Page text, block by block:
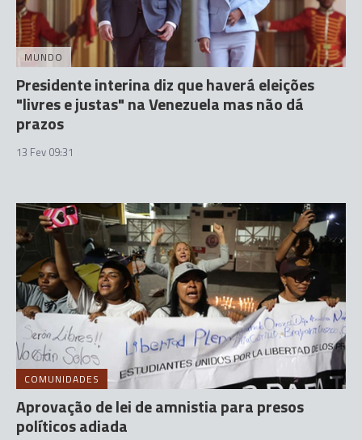
MUNDO
Presidente interina diz que haverá eleições
"livres e justas" na Venezuela mas não dá
prazos
13 Fev 09:31
COMUNIDADES
Aprovação de lei de amnistia para presos
políticos adiada